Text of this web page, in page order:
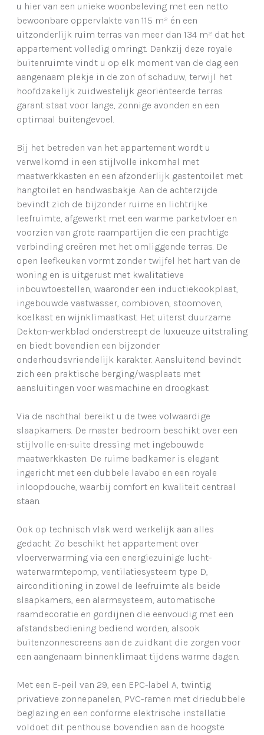
u hier van een unieke woonbeleving met een netto
bewoonbare oppervlakte van 115 m² én een
uitzonderlijk ruim terras van meer dan 134 m² dat het
appartement volledig omringt. Dankzij deze royale
buitenruimte vindt u op elk moment van de dag een
aangenaam plekje in de zon of schaduw, terwijl het
hoofdzakelijk zuidwestelijk georiënteerde terras
garant staat voor lange, zonnige avonden en een
optimaal buitengevoel.
Bij het betreden van het appartement wordt u
verwelkomd in een stijlvolle inkomhal met
maatwerkkasten en een afzonderlijk gastentoilet met
hangtoilet en handwasbakje. Aan de achterzijde
bevindt zich de bijzonder ruime en lichtrijke
leefruimte, afgewerkt met een warme parketvloer en
voorzien van grote raampartijen die een prachtige
verbinding creëren met het omliggende terras. De
open leefkeuken vormt zonder twijfel het hart van de
woning en is uitgerust met kwalitatieve
inbouwtoestellen, waaronder een inductiekookplaat,
ingebouwde vaatwasser, combioven, stoomoven,
koelkast en wijnklimaatkast. Het uiterst duurzame
Dekton-werkblad onderstreept de luxueuze uitstraling
en biedt bovendien een bijzonder
onderhoudsvriendelijk karakter. Aansluitend bevindt
zich een praktische berging/wasplaats met
aansluitingen voor wasmachine en droogkast.
Via de nachthal bereikt u de twee volwaardige
slaapkamers. De master bedroom beschikt over een
stijlvolle en-suite dressing met ingebouwde
maatwerkkasten. De ruime badkamer is elegant
ingericht met een dubbele lavabo en een royale
inloopdouche, waarbij comfort en kwaliteit centraal
staan.
Ook op technisch vlak werd werkelijk aan alles
gedacht. Zo beschikt het appartement over
vloerverwarming via een energiezuinige lucht-
waterwarmtepomp, ventilatiesysteem type D,
airconditioning in zowel de leefruimte als beide
slaapkamers, een alarmsysteem, automatische
raamdecoratie en gordijnen die eenvoudig met een
afstandsbediening bediend worden, alsook
buitenzonnescreens aan de zuidkant die zorgen voor
een aangenaam binnenklimaat tijdens warme dagen.
Met een E-peil van 29, een EPC-label A, twintig
privatieve zonnepanelen, PVC-ramen met driedubbele
beglazing en een conforme elektrische installatie
voldoet dit penthouse bovendien aan de hoogste